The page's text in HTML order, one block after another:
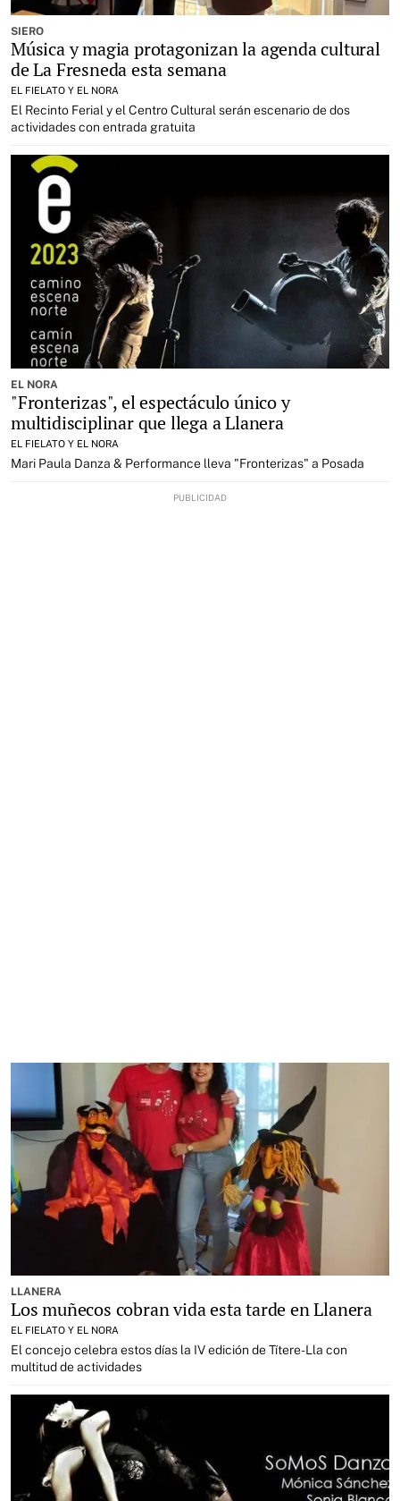
SIERO
Música y magia protagonizan la agenda cultural
de La Fresneda esta semana
EL FIELATO Y EL NORA
El Recinto Ferial y el Centro Cultural serán escenario de dos
actividades con entrada gratuita
EL NORA
"Fronterizas", el espectáculo único y
multidisciplinar que llega a Llanera
EL FIELATO Y EL NORA
Mari Paula Danza & Performance lleva "Fronterizas" a Posada
LLANERA
Los muñecos cobran vida esta tarde en Llanera
EL FIELATO Y EL NORA
El concejo celebra estos días la IV edición de Títere-Lla con
multitud de actividades